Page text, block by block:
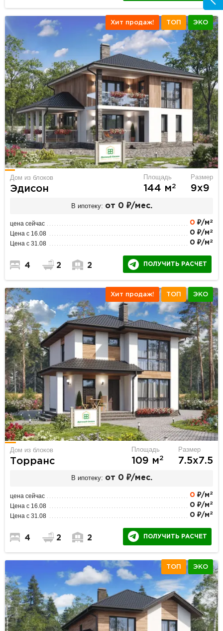
Хит продаж! ТОП ЭКО
Дом из блоков
Эдисон
Площадь
144 м2
Размер
9х9
В ипотеку: от 0 ₽/мес.
цена сейчас 0 ₽/м 2
Цена с 16.08 0 ₽/м 2
Цена с 31.08 0 ₽/м 2
4 2 2 ПОЛУЧИТЬ РАСЧЕТ
Хит продаж! ТОП ЭКО
Дом из блоков
Торранс
Площадь
109 м2
Размер
7.5х7.5
В ипотеку: от 0 ₽/мес.
цена сейчас 0 ₽/м 2
Цена с 16.08 0 ₽/м 2
Цена с 31.08 0 ₽/м 2
4 2 2 ПОЛУЧИТЬ РАСЧЕТ
ТОП ЭКО